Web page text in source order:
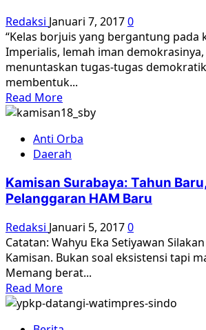
Hantu
Komunisme
Redaksi Januari 7, 20170
“Kelas borjuis yang bergantung pada
Imperialis, lemah iman
menuntaskan tugas-tugas
membentuk...
Read MoreRead
more
Mengapa
Elit
Borjuis
Tidak
Melawan
Rasisme?
Anti Orba
Daerah
Kamisan Surabaya: Tahun
Pelanggaran HAM Baru
Redaksi Januari 5, 20170
Catatan: Wahyu Eka Setiyawan
Kamisan. Bukan soal eksistensi tapi
Memang berat...
Read MoreRead
more